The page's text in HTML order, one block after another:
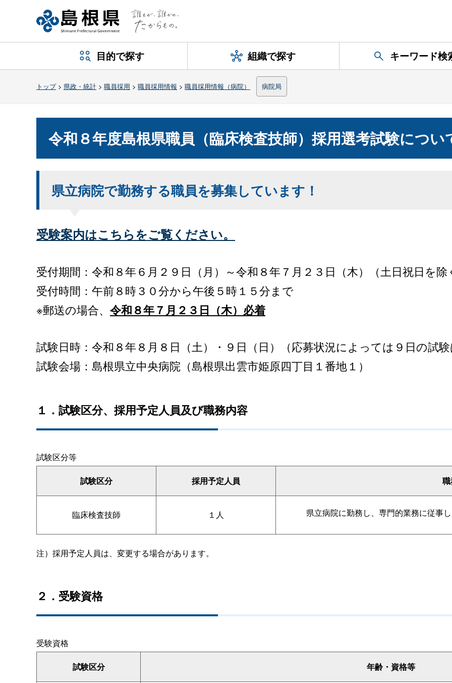
目的で探す 組織で探す キーワード検
トップ> 県政・統計 > 職員採用 > 職員採用情報 > 職員採用情報（病院） 病院局
令和８年度島根県職員（臨床検査技師）採用選考試験につい
県立病院で勤務する職員を募集しています！
受験案内はこちらをご覧ください。
受付期間：令和８年６月２９日（月）～令和８年７月２３日（木）（土日祝日を除
受付時間：午前８時３０分から午後５時１５分まで
※郵送の場合、 令和８年７月２３日（木）必着
試験日時：令和８年８月８日（土）・９日（日）（応募状況によっては９日の試験
試験会場：島根県立中央病院（島根県出雲市姫原四丁目１番地１）
１．試験区分、採用予定人員及び職務内容
試験区分等
試験区分 採用予定人員
臨床検査技師 １人 県立病院に勤務し、専門的業務に従事し
注）採用予定人員は、変更する場合があります。
２．受験資格
受験資格
試験区分 年齢・資格等